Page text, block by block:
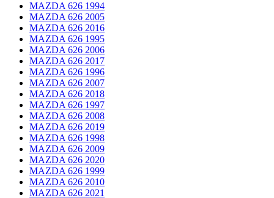
MAZDA 626 1994
MAZDA 626 2005
MAZDA 626 2016
MAZDA 626 1995
MAZDA 626 2006
MAZDA 626 2017
MAZDA 626 1996
MAZDA 626 2007
MAZDA 626 2018
MAZDA 626 1997
MAZDA 626 2008
MAZDA 626 2019
MAZDA 626 1998
MAZDA 626 2009
MAZDA 626 2020
MAZDA 626 1999
MAZDA 626 2010
MAZDA 626 2021